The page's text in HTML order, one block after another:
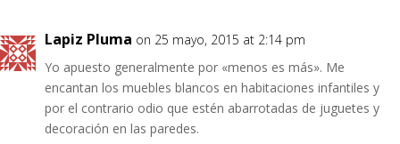
Lapiz Pluma on 25 mayo, 2015 at 2:14 pm
Yo apuesto generalmente por «menos es más». Me
encantan los muebles blancos en habitaciones infantiles y
por el contrario odio que estén abarrotadas de juguetes y
decoración en las paredes.